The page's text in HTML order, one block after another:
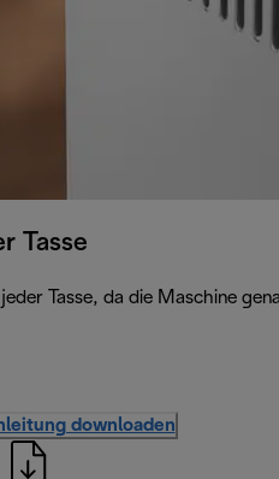
Tasse
Tasse, da die Maschine
downloaden